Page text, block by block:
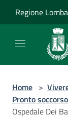
Regione
Home >
Pronto soccorso
Ospedale Dei